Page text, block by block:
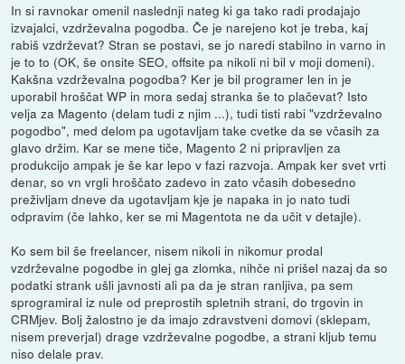
In si ravnokar omenil naslednji nateg ki ga tako radi prodajajo
izvajalci, vzdrževalna pogodba. Če je narejeno kot je treba, kaj
rabiš vzdrževat? Stran se postavi, se jo naredi stabilno in varno in
je to to (OK, še onsite SEO, offsite pa nikoli ni bil v moji domeni).
Kakšna vzdrževalna pogodba? Ker je bil programer len in je
uporabil hroščat WP in mora sedaj stranka še to plačevat? Isto
velja za Magento (delam tudi z njim ...), tudi tisti rabi "vzdrževalno
pogodbo", med delom pa ugotavljam take cvetke da se včasih za
glavo držim. Kar se mene tiče, Magento 2 ni pripravljen za
produkcijo ampak je še kar lepo v fazi razvoja. Ampak ker svet vrti
denar, so vn vrgli hroščato zadevo in zato včasih dobesedno
preživljam dneve da ugotavljam kje je napaka in jo nato tudi
odpravim (če lahko, ker se mi Magentota ne da učit v detajle).
Ko sem bil še freelancer, nisem nikoli in nikomur prodal
vzdrževalne pogodbe in glej ga zlomka, nihče ni prišel nazaj da so
podatki strank ušli javnosti ali pa da je stran ranljiva, pa sem
sprogramiral iz nule od preprostih spletnih strani, do trgovin in
CRMjev. Bolj žalostno je da imajo zdravstveni domovi (sklepam,
nisem preverjal) drage vzdrževalne pogodbe, a strani kljub temu
niso delale prav.